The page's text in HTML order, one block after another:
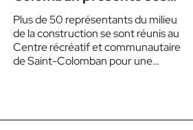
projets structurants aux
acteurs de l’industrie
Plus de 50 représentants du milieu
de la construction se sont réunis au
Centre récréatif et communautaire
de Saint-Colomban pour une